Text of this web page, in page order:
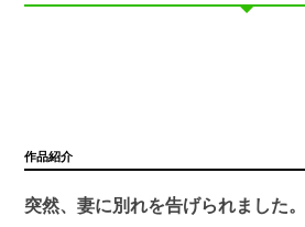
作品紹介
突然、妻に別れを告げられました。